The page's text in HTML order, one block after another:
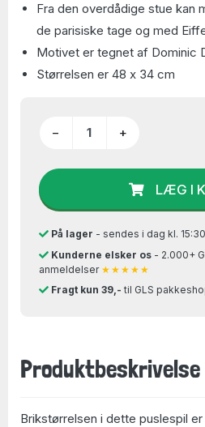
Fra den overdådige stue kan
de parisiske tage og med
Motivet er tegnet af Dominic
Størrelsen er 48 x 34 cm
− +
LÆG I
På lager - sendes i dag kl. 15:30
Kunderne elsker os- 2.000+
anmeldelser ★★★★★
Fragt kun 39,- til GLS
Produktbeskrivelse
Brikstørrelsen i dette puslespil